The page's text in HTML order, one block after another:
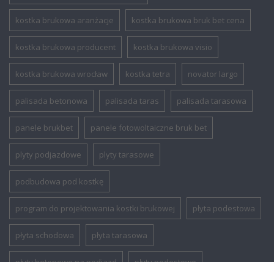
kostka brukowa aranżacje kostka brukowa bruk bet cena
kostka brukowa producent kostka brukowa visio
kostka brukowa wrocław kostka tetra novator largo
palisada betonowa palisada taras palisada tarasowa
panele brukbet panele fotowoltaiczne bruk bet
plyty podjazdowe plyty tarasowe
podbudowa pod kostkę
program do projektowania kostki brukowej płyta podestowa
płyta schodowa płyta tarasowa